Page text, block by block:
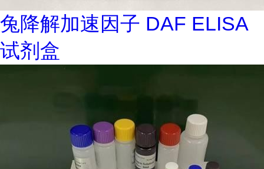
兔降解加速因子 DAF ELISA
试剂盒